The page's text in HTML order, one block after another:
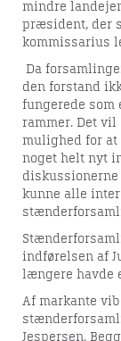
mindre
præsident, der
kommissarius
Da
den forstand
fungerede
rammer. Det
mulighed for
noget helt nyt
kunne alle
indførelsen af
længere havde
Af markante
Jespersen.